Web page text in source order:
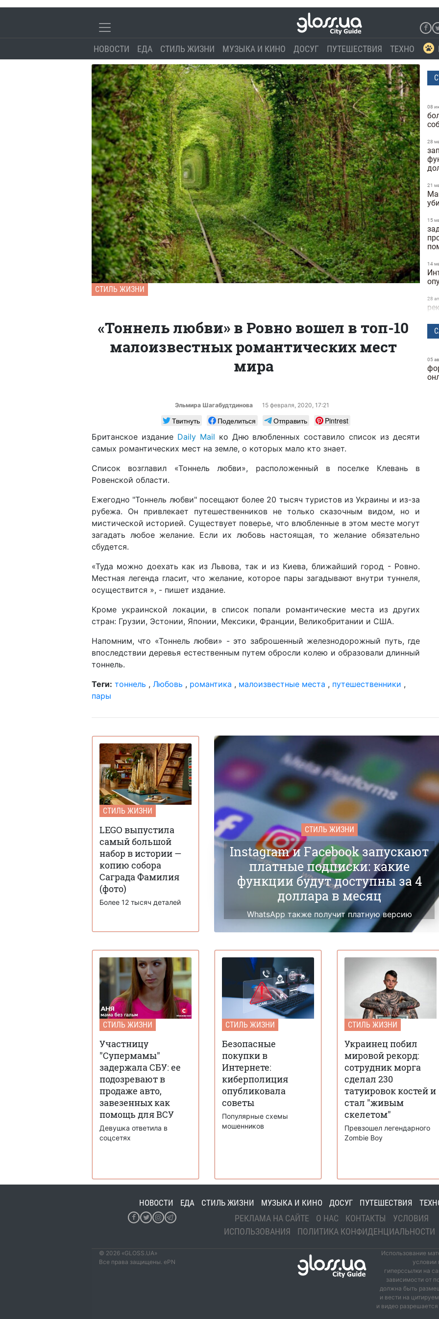
НОВОСТИ ЕДА СТИЛЬ ЖИЗНИ МУЗЫКА И КИНО ДОСУГ ПУТЕШЕСТВИЯ ТЕХНО
СТИЛЬ ЖИЗНИ
«Тоннель любви» в Ровно вошел в топ-10
малоизвестных романтических мест
мира
Эльмира Шагабудтдинова 15 февраля, 2020, 17:21
Твитнуть Поделиться Отправить
Pintrest
Британское издание Daily Mail ко Дню влюбленных составило список из десяти
самых романтических мест на земле, о которых мало кто знает.
Список возглавил «Тоннель любви», расположенный в поселке Клевань в
Ровенской области.
Ежегодно "Тоннель любви" посещают более 20 тысяч туристов из Украины и из-за
рубежа. Он привлекает путешественников не только сказочным видом, но и
мистической историей. Существует поверье, что влюбленные в этом месте могут
загадать любое желание. Если их любовь настоящая, то желание обязательно
сбудется.
«Туда можно доехать как из Львова, так и из Киева, ближайший город - Ровно.
Местная легенда гласит, что желание, которое пары загадывают внутри туннеля,
осуществится », - пишет издание.
Кроме украинской локации, в список попали романтические места из других
стран: Грузии, Эстонии, Японии, Мексики, Франции, Великобритании и США.
Напомним, что «Тоннель любви» - это заброшенный железнодорожный путь, где
впоследствии деревья естественным путем обросли колею и образовали длинный
тоннель.
Теги: тоннель , Любовь , романтика , малоизвестные места , путешественники ,
пары
08
28
21
15
14
28
28
в
05
СТИЛЬ ЖИЗНИ
LEGO выпустила
самый большой
набор в истории —
копию собора
Саграда Фамилия
(фото)
Более 12 тысяч деталей
СТИЛЬ ЖИЗНИ
Instagram и Facebook запускают
платные подписки: какие
функции будут доступны за 4
доллара в месяц
WhatsApp также получит платную версию
СТИЛЬ ЖИЗНИ
Участницу
"Супермамы"
задержала СБУ: ее
подозревают в
продаже авто,
завезенных как
помощь для ВСУ
Девушка ответила в
соцсетях
СТИЛЬ ЖИЗНИ
Безопасные
покупки в
Интернете:
киберполиция
опубликовала
советы
Популярные схемы
мошенников
СТИЛЬ ЖИЗНИ
Украинец побил
мировой рекорд:
сотрудник морга
сделал 230
татуировок костей и
стал "живым
скелетом"
Превзошел легендарного
Zombie Boy
НОВОСТИ ЕДА СТИЛЬ ЖИЗНИ МУЗЫКА И КИНО ДОСУГ ПУТЕШЕСТВИЯ
РЕКЛАМА НА САЙТЕ О НАС КОНТАКТЫ
УСЛОВИЯ
ИСПОЛЬЗОВАНИЯ
ПОЛИТИКА КОНФИДЕНЦИАЛЬНОСТИ
© 2026 «GLOSS.UA»
Все права защищены. ePN
Использование
условии
гиперссылки на
зависимости от
должна быть
и вести на
и видео